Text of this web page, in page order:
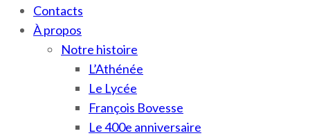
Contacts
À propos
Notre histoire
L’Athénée
Le Lycée
François Bovesse
Le 400e anniversaire